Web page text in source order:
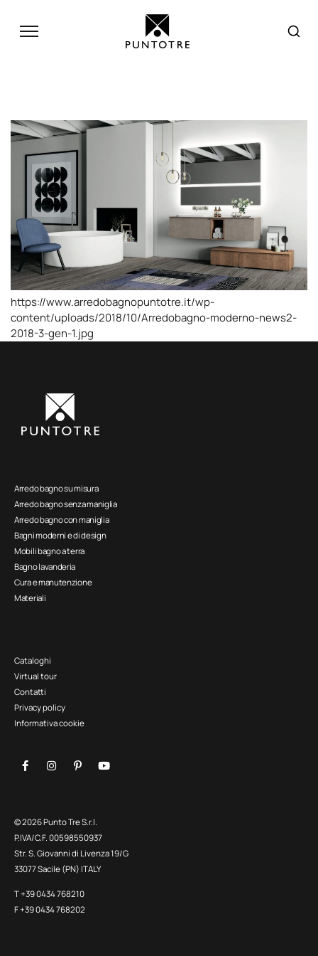
https://www.arredobagnopuntotre.it/wp-
content/uploads/2018/10/Arredobagno-moderno-news2-
2018-3-gen-1.jpg
Arredo bagno su misura
Arredo bagno senza maniglia
Arredo bagno con maniglia
Bagni moderni e di design
Mobili bagno a terra
Bagno lavanderia
Cura e manutenzione
Materiali
Cataloghi
Virtual tour
Contatti
Privacy policy
Informativa cookie
© 2026 Punto Tre S.r.l.
P.IVA/C.F. 00598550937
Str. S. Giovanni di Livenza 19/G
33077 Sacile (PN) ITALY
T +39 0434 768210
F +39 0434 768202